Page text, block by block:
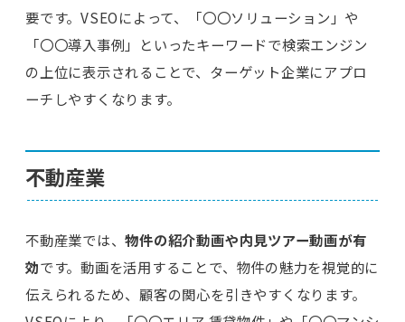
要です。VSEOによって、「〇〇ソリューション」や
「〇〇導入事例」といったキーワードで検索エンジン
の上位に表示されることで、ターゲット企業にアプロ
ーチしやすくなります。
不動産業
不動産業では、物件の紹介動画や内見ツアー動画が有
効です。動画を活用することで、物件の魅力を視覚的に
伝えられるため、顧客の関心を引きやすくなります。